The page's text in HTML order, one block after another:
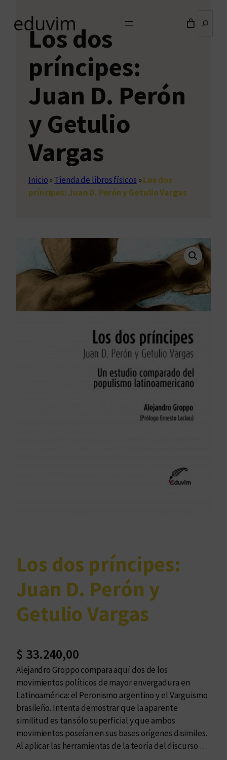
Los dos
príncipes:
Juan D. Perón
y Getulio
Vargas
Inicio»Tienda de libros físicos »Los dos
príncipes: Juan D. Perón y Getulio Vargas
Los dos príncipes:
Juan D. Perón y
Getulio Vargas
$ 33.240,00
Alejandro Groppo compara aquí dos de los
movimientos políticos de mayor envergadura en
Latinoamérica: el Peronismo argentino y el Varguismo
brasileño. Intenta demostrar que la aparente
similitud es tan sólo superficial y que ambos
movimientos poseían en sus bases orígenes disimiles.
Al aplicar las herramientas de la teoría del discurso …